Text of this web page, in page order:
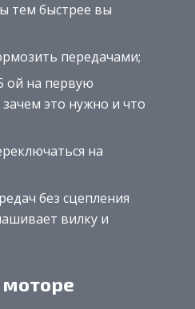
тем быстрее вы
передачами;
ой на первую
это нужно и что
на
без сцепления
вилку и